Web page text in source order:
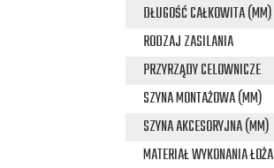
DŁUGOŚĆ CAŁKOWITA (MM)
RODZAJ ZASILANIA
PRZYRZĄDY CELOWNICZE
SZYNA MONTAŻOWA (MM)
SZYNA AKCESORYJNA (MM)
MATERIAŁ WYKONANIA ŁOŻA